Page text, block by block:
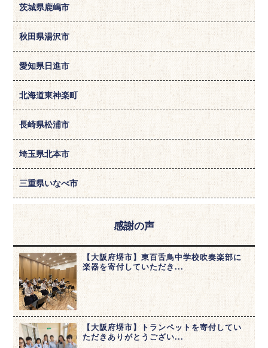
茨城県鹿嶋市
秋田県湯沢市
愛知県日進市
北海道東神楽町
長崎県松浦市
埼玉県北本市
三重県いなべ市
感謝の声
【大阪府堺市】東百舌鳥中学校吹奏楽部に
楽器を寄付していただき...
【大阪府堺市】トランペットを寄付してい
ただきありがとうござい...